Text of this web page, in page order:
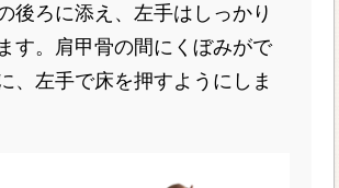
後ろに添え、左手はしっかり
す。肩甲骨の間にくぼみがで
、左手で床を押すようにしま